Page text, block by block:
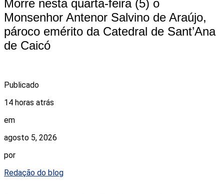
Morre nesta quarta-feira (5) o
Monsenhor Antenor Salvino de Araújo,
pároco emérito da Catedral de Sant’Ana
de Caicó
Publicado
14 horas atrás
em
agosto 5, 2026
por
Redação do blog